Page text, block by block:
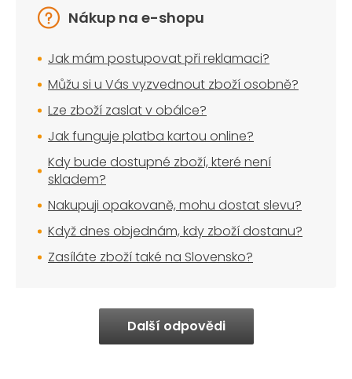
Nákup na e-shopu
Jak mám postupovat při reklamaci?
Můžu si u Vás vyzvednout zboží osobně?
Lze zboží zaslat v obálce?
Jak funguje platba kartou online?
Kdy bude dostupné zboží, které není
skladem?
Nakupuji opakovaně, mohu dostat slevu?
Když dnes objednám, kdy zboží dostanu?
Zasíláte zboží také na Slovensko?
Další odpovědi